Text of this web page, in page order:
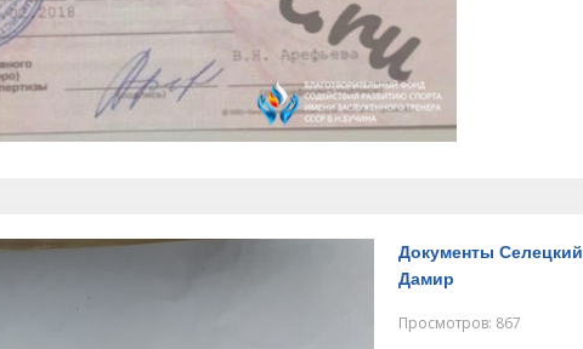
Документы Селецкий
Дамир
Просмотров: 867